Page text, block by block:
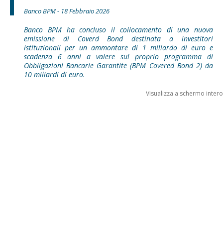
Banco BPM - 18 Febbraio 2026
Banco BPM ha concluso il collocamento di una nuova
emissione di Coverd Bond destinata a investitori
istituzionali per un ammontare di 1 miliardo di euro e
scadenza 6 anni a valere sul proprio programma di
Obbligazioni Bancarie Garantite (BPM Covered Bond 2) da
10 miliardi di euro.
Visualizza a schermo intero